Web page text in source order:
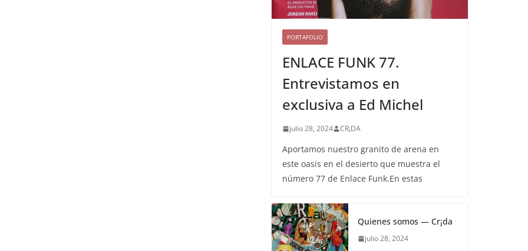
PORTAFOLIO
ENLACE FUNK 77.
Entrevistamos en
exclusiva a Ed Michel
julio 28, 2024 CR¡DA
Aportamos nuestro granito de arena en
este oasis en el desierto que muestra el
número 77 de Enlace Funk.En estas
Quienes somos — Cr¡da
julio 28, 2024